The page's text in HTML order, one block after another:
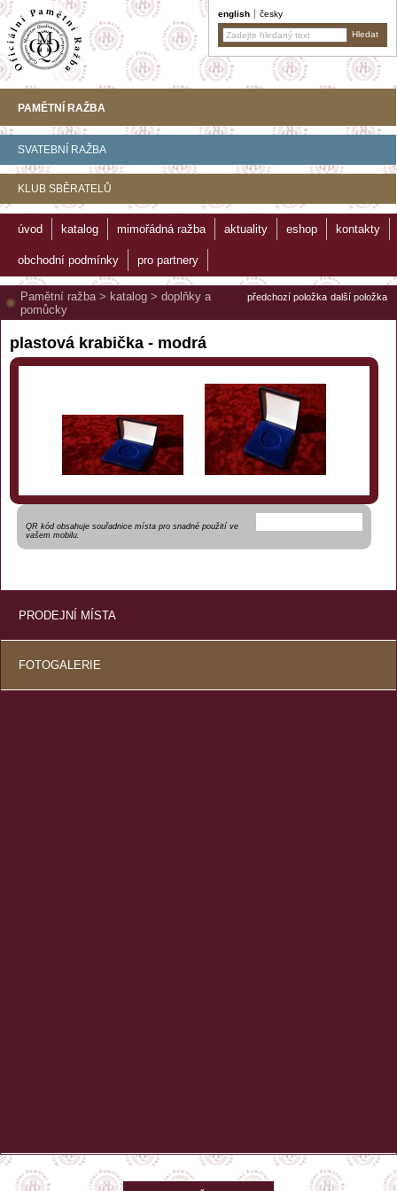
english česky
PAMĚTNÍ RAŽBA
SVATEBNÍ RAŽBA
KLUB SBĚRATELŮ
úvod katalog mimořádná ražba aktuality eshop kontakty
obchodní podmínky pro partnery
předchozí položka další položka
Pamětní ražba> katalog > doplňky a
pomůcky
plastová krabička - modrá
QR kód obsahuje souřadnice místa pro snadné použití ve
vašem mobilu.
PRODEJNÍ MÍSTA
FOTOGALERIE